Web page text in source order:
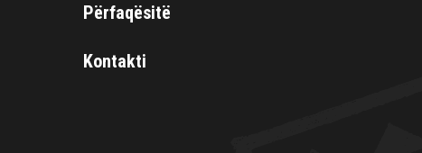
Përfaqësitë
Kontakti